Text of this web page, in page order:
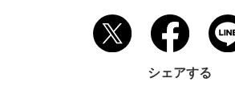
どのお部屋にも共通しているのは
る場所」であること。
ここでは、誰かのやってみたいが
シェアする